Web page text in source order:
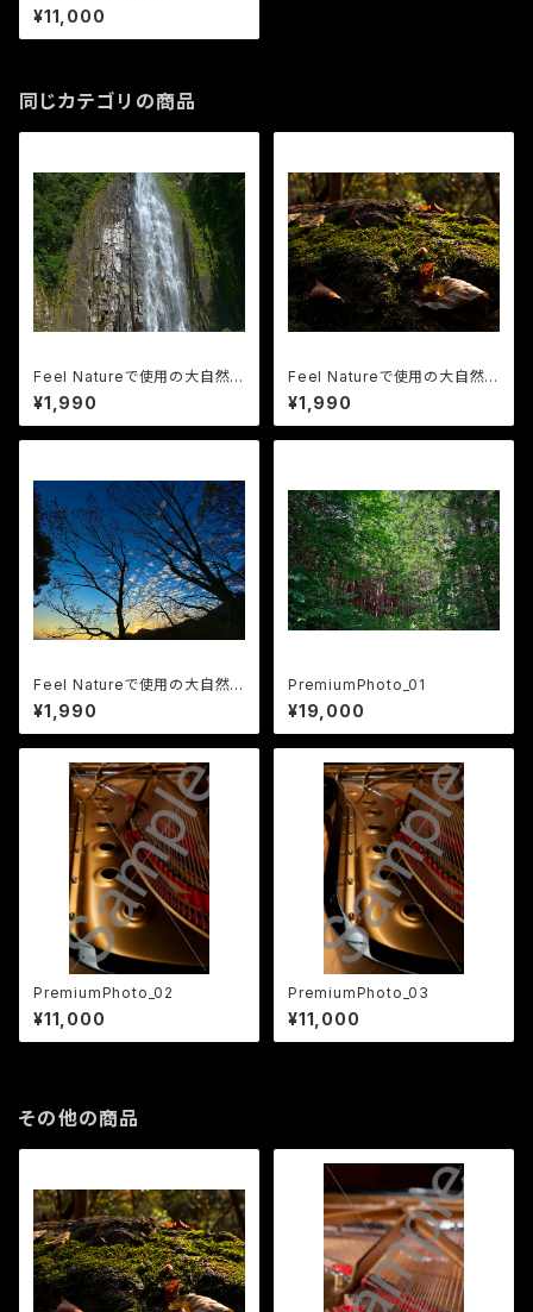
¥11,000
同じカテゴリの商品
Feel Natureで使用の大自然
の画像18点vol.1
¥1,990
Feel Natureで使用の大自然
の画像18点vol.2
¥1,990
Feel Natureで使用の大自然
の画像18点vol.3
¥1,990
PremiumPhoto_01
¥19,000
PremiumPhoto_02
¥11,000
PremiumPhoto_03
¥11,000
その他の商品